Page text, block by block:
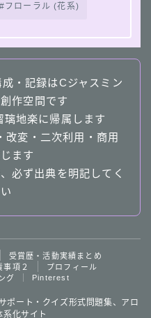
フローラル (花系)
・記録はCジャスミン
作空間です
地楽に帰属します
改変・二次利用・商用
ます
必ず出典を明記してく
受賞歴・活動実績まとめ
事項２
プロフィール
グ
Pinterest
ート・クイズ形式問題集、アロ
系化サイト